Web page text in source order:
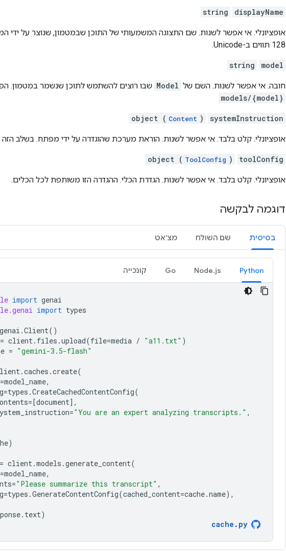
displayName
string
אופציונלי. אי אפשר לשנות. שם התצוגה המשמעותי של התוכן שבמטמון, שנוצר על
128 תווים ב-Unicode.
model
string
חובה. אי אפשר לשנות. השם של Model שבו רוצים להשתמש לתוכן שנשמר במטמון.
models/{model}
systemInstruction
object ( Content )
אופציונלי. קלט בלבד. אי אפשר לשנות. הוראת מערכת שהוגדרה על ידי מפתח. בשלב
toolConfig
object ( ToolConfig )
אופציונלי. קלט בלבד. אי אפשר לשנות. הגדרת הכלי. ההגדרה הזו משותפת לכל הכלים.
דוגמה לבקשה
בסיסית שם השולח מצ'אט
Python
Node.js
Go קונכייה
import genai
import types
genai .Client()
= client. files .upload(file=media / "a11.txt" )
= "gemini-3.5-flash"
.caches .create(
=model_name,
=types .CreateCachedContentConfig(
=[document],
="You are an expert analyzing transcripts." ,
)
= client.models .generate_content(
=model_name,
="Please summarize this transcript" ,
=types .GenerateContentConfig(cached_content=cache.name),
. text)
cache . py